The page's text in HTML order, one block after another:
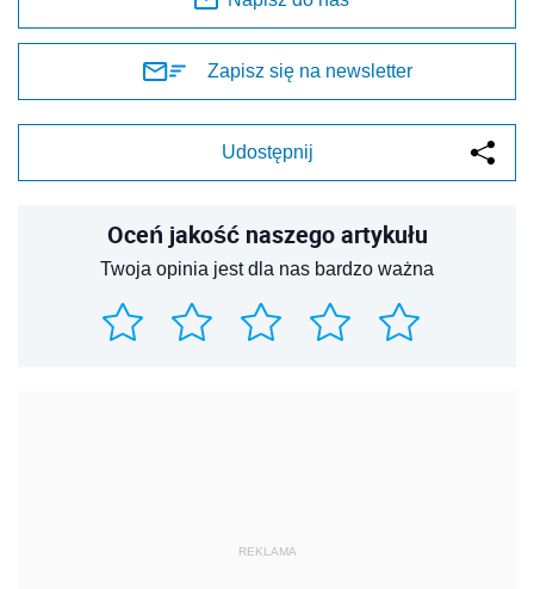
Zapisz się na newsletter
Udostępnij
Oceń jakość naszego artykułu
Twoja opinia jest dla nas bardzo ważna
REKLAMA